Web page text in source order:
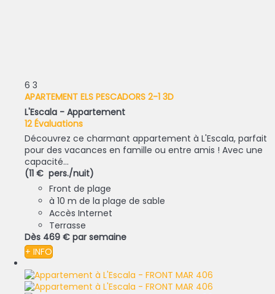
6 3
APARTEMENT ELS PESCADORS 2-1 3D
L'Escala - Appartement
12 Évaluations
Découvrez ce charmant appartement à L'Escala, parfait
pour des vacances en famille ou entre amis ! Avec une
capacité...
(11 € pers./nuit)
Front de plage
à 10 m de la plage de sable
Accès Internet
Terrasse
Dès 469 € par semaine
+ INFO